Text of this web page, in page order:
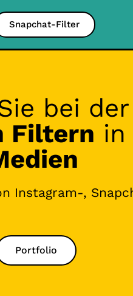
Snapchat-Filter
bei der
Filtern in
Instagram-,
Portfolio